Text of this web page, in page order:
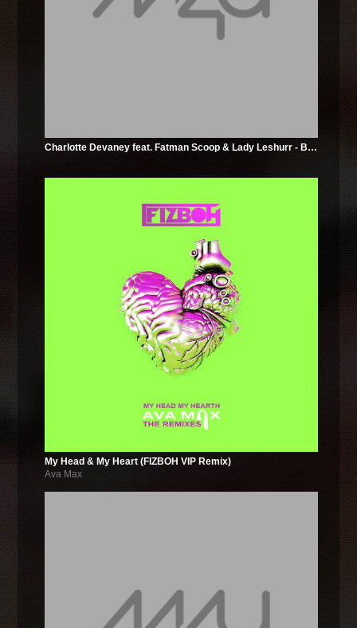
Charlotte Devaney feat. Fatman Scoop & Lady Leshurr - Bass Dunk (Wideboys Radio Edit)
My Head & My Heart (FIZBOH VIP Remix)
Ava Max